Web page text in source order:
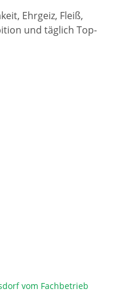
Ehrgeiz, Fleiß,
und täglich Top-
vom Fachbetrieb